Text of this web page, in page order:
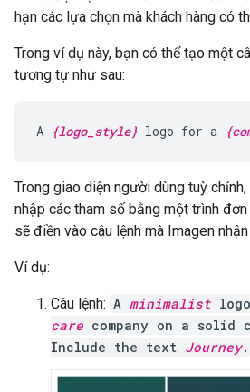
hạn các lựa chọn mà khách hàng có
Trong ví dụ này, bạn có thể tạo một
tương tự như sau:
A {logo_style} logo for a
Trong giao diện người dùng tuỳ
nhập các tham số bằng một trình
sẽ điền vào câu lệnh mà Imagen
Ví dụ:
Câu lệnh: A minimalist
care company on a solid
Include the text Journey.